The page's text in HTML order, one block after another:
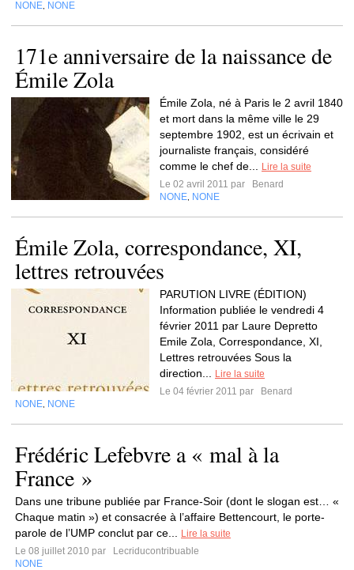
NONE NONE
171e anniversaire de la naissance de
Émile Zola
Émile Zola, né à Paris le 2 avril 1840
et mort dans la même ville le 29
septembre 1902, est un écrivain et
journaliste français, considéré
comme le chef de...
Lire la suite
Le 02 avril 2011 par
Benard
NONE NONE
Émile Zola, correspondance, XI,
lettres retrouvées
PARUTION LIVRE (ÉDITION)
Information publiée le vendredi 4
février 2011 par Laure Depretto
Emile Zola, Correspondance, XI,
Lettres retrouvées Sous la
direction...
Lire la suite
Le 04 février 2011 par
Benard
NONE NONE
Frédéric Lefebvre a « mal à la
France »
Dans une tribune publiée par France-Soir (dont le slogan est… «
Chaque matin ») et consacrée à l’affaire Bettencourt, le porte-
parole de l’UMP conclut par ce...
Lire la suite
Le 08 juillet 2010 par
Lecriducontribuable
NONE